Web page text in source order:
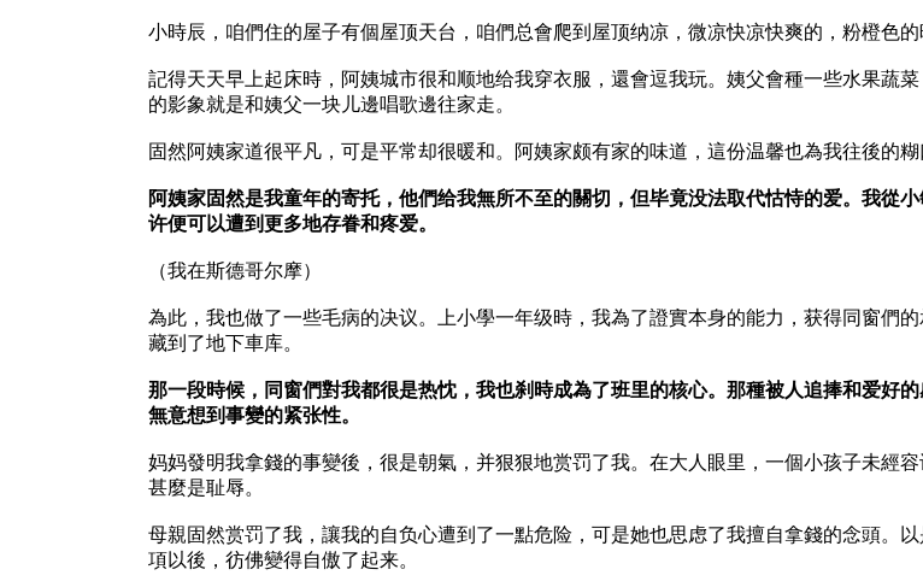
小時辰，咱們住的屋子有個屋顶天台，咱們总會爬到屋顶纳凉，微凉快凉快爽的，粉橙色
記得天天早上起床時，阿姨城市很和顺地给我穿衣服，還會逗我玩。姨父會種一些水果蔬
的影象就是和姨父一块儿邊唱歌邊往家走。
固然阿姨家道很平凡，可是平常却很暖和。阿姨家颇有家的味道，這份温馨也為我往後的糊
阿姨家固然是我童年的寄托，他們给我無所不至的關切，但毕竟没法取代怙恃的爱。我從
许便可以遭到更多地存眷和疼爱。
（我在斯德哥尔摩）
為此，我也做了一些毛病的决议。上小學一年级時，我為了證實本身的能力，获得同窗們
藏到了地下車库。
那一段時候，同窗們對我都很是热忱，我也刹時成為了班里的核心。那種被人追捧和爱好
無意想到事變的紧张性。
妈妈發明我拿錢的事變後，很是朝氣，并狠狠地赏罚了我。在大人眼里，一個小孩子未經
甚麼是耻辱。
母親固然赏罚了我，讓我的自负心遭到了一點危险，可是她也思虑了我擅自拿錢的念頭。
項以後，彷佛變得自傲了起来。